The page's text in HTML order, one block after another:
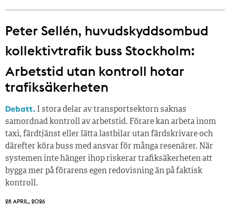
Peter Sellén, huvudskyddsombud
kollektivtrafik buss Stockholm:
Arbetstid utan kontroll hotar
trafiksäkerheten
Debatt. I stora delar av transportsektorn saknas
samordnad kontroll av arbetstid. Förare kan arbeta inom
taxi, färdtjänst eller lätta lastbilar utan färdskrivare och
därefter köra buss med ansvar för många resenärer. När
systemen inte hänger ihop riskerar trafiksäkerheten att
bygga mer på förarens egen redovisning än på faktisk
kontroll.
28 APRIL, 2026